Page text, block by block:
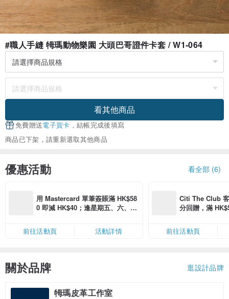
#職人手縫 牳瑪動物樂園 大頭巴哥證件卡套 / W1-064
看其他商品
免費贈送電子賀卡 ，結帳完成後填寫
商品已下架，請重新選取其他商品
優惠活動 看全部 (6)
用 Mastercard 單筆簽賬滿 HK$58
0 即減 HK$40；逢星期五、六、日
限，額滿即止，僅限「常用信用
卡」結帳）
前往活動頁 活動詳情
Citi The Club
分回贈，滿
前往活動頁
關於品牌 逛設計品牌
牳瑪皮革工作室